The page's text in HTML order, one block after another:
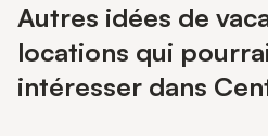
Autres idées de
locations qui
intéresser dans